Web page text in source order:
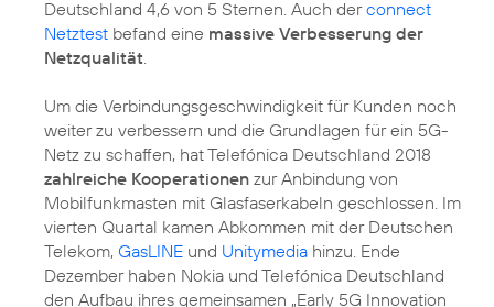
Deutschland 4,6 von 5 Sternen. Auch derconnect
Netztest befand eine massive Verbesserung der
Netzqualität.
Um die Verbindungsgeschwindigkeit für Kunden noch
weiter zu verbessern und die Grundlagen für ein 5G-
Netz zu schaffen, hat Telefónica Deutschland 2018
zahlreiche Kooperationen zur Anbindung von
Mobilfunkmasten mit Glasfaserkabeln geschlossen. Im
vierten Quartal kamen Abkommen mit der Deutschen
Telekom, GasLINE und Unitymedia hinzu. Ende
Dezember haben Nokia und Telefónica Deutschland
den Aufbau ihres gemeinsamen „Early 5G Innovation